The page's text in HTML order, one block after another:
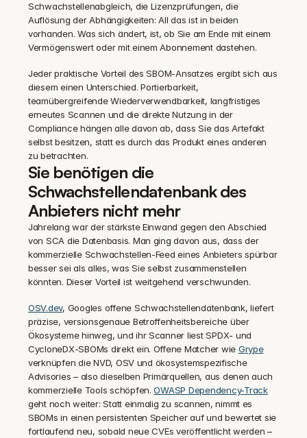
Schwachstellenabgleich, die Lizenzprüfungen, die
Auflösung der Abhängigkeiten: All das ist in beiden
vorhanden. Was sich ändert, ist, ob Sie am Ende mit einem
Vermögenswert oder mit einem Abonnement dastehen.
Jeder praktische Vorteil des SBOM-Ansatzes ergibt sich aus
diesem einen Unterschied. Portierbarkeit,
teamübergreifende Wiederverwendbarkeit, langfristiges
erneutes Scannen und die direkte Nutzung in der
Compliance hängen alle davon ab, dass Sie das Artefakt
selbst besitzen, statt es durch das Produkt eines anderen
zu betrachten.
Sie benötigen die
Schwachstellendatenbank des
Anbieters nicht mehr
Jahrelang war der stärkste Einwand gegen den Abschied
von SCA die Datenbasis. Man ging davon aus, dass der
kommerzielle Schwachstellen-Feed eines Anbieters spürbar
besser sei als alles, was Sie selbst zusammenstellen
könnten. Dieser Vorteil ist weitgehend verschwunden.
OSV.dev, Googles offene Schwachstellendatenbank, liefert
präzise, versionsgenaue Betroffenheitsbereiche über
Ökosysteme hinweg, und ihr Scanner liest SPDX- und
CycloneDX-SBOMs direkt ein. Offene Matcher wie Grype
verknüpfen die NVD, OSV und ökosystemspezifische
Advisories – also dieselben Primärquellen, aus denen auch
kommerzielle Tools schöpfen. OWASP Dependency-Track
geht noch weiter: Statt einmalig zu scannen, nimmt es
SBOMs in einen persistenten Speicher auf und bewertet sie
fortlaufend neu, sobald neue CVEs veröffentlicht werden –